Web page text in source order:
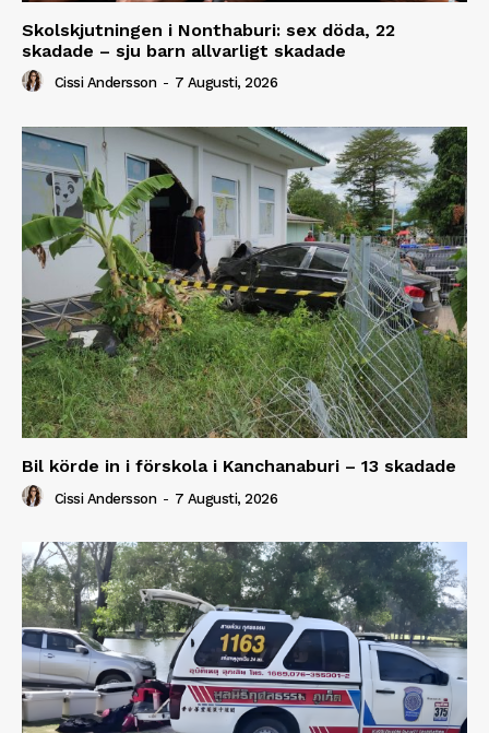
Skolskjutningen i Nonthaburi: sex döda, 22
skadade – sju barn allvarligt skadade
Cissi Andersson - 7 Augusti, 2026
Bil körde in i förskola i Kanchanaburi – 13 skadade
Cissi Andersson - 7 Augusti, 2026